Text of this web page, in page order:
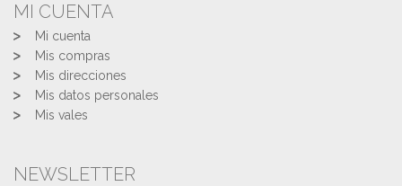
MI CUENTA
Mi cuenta
Mis compras
Mis direcciones
Mis datos personales
Mis vales
NEWSLETTER